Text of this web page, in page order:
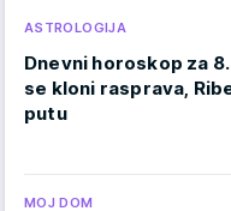
ASTROLOGIJA
Dnevni horoskop za
se kloni rasprava,
putu
MOJ DOM